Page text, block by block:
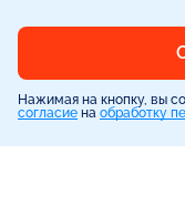
Нажимая на кнопку, вы
согласие на обработку